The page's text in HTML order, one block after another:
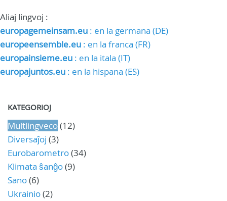
Aliaj lingvoj :
europagemeinsam.eu : en la germana (DE)
europeensemble.eu : en la franca (FR)
europainsieme.eu : en la itala (IT)
europajuntos.eu : en la hispana (ES)
KATEGORIOJ
Multlingveco(12)
Diversaĵoj (3)
Eurobarometro(34)
Klimata ŝanĝo(9)
Sano(6)
Ukrainio(2)